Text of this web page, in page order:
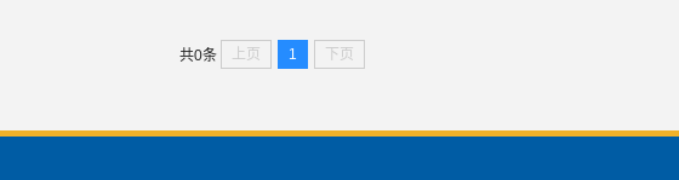
共0条 上页 1 下页